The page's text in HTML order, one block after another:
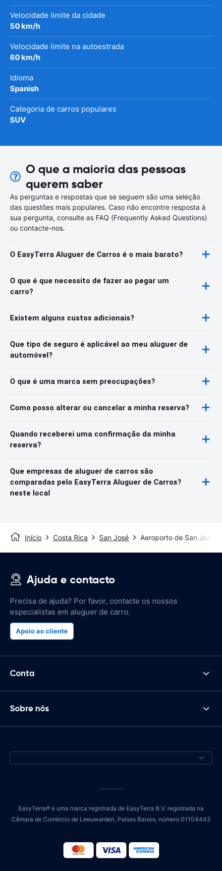
Velocidade limite da cidade
50 km/h
Velocidade limite na autoestrada
60 km/h
Idioma
Spanish
Categoria de carros populares
SUV
O que a maioria das pessoas
querem saber
As perguntas e respostas que se seguem são uma seleção
das questões mais populares. Caso não encontre resposta à
sua pergunta, consulte as FAQ (Frequently Asked Questions)
ou contacte-nos.
O EasyTerra Aluguer de Carros é o mais barato?
O que é que necessito de fazer ao pegar um
carro?
Existem alguns custos adicionais?
Que tipo de seguro é aplicável ao meu aluguer de
automóvel?
O que é uma marca sem preocupações?
Como posso alterar ou cancelar a minha reserva?
Quando receberei uma confirmação da minha
reserva?
Que empresas de aluguer de carros são
comparadas pelo EasyTerra Aluguer de Carros?
neste local
Início Costa Rica San José Aeroporto de San José
Ajuda e contacto
Precisa de ajuda? Por favor, contacte os nossos
especialistas em aluguer de carro.
Apoio ao cliente
Conta
Sobre nós
EasyTerra® é uma marca registrada de EasyTerra B.V. registrada na
Câmara de Comércio de Leeuwarden, Países Baixos, número 01104443